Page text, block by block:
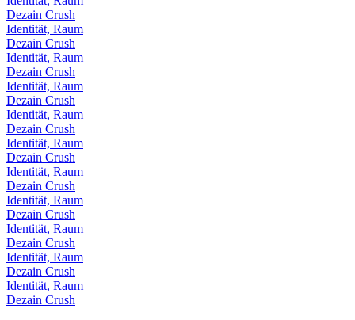
Dezain Crush
Identität, Raum
Dezain Crush
Identität, Raum
Dezain Crush
Identität, Raum
Dezain Crush
Identität, Raum
Dezain Crush
Identität, Raum
Dezain Crush
Identität, Raum
Dezain Crush
Identität, Raum
Dezain Crush
Identität, Raum
Dezain Crush
Identität, Raum
Dezain Crush
Identität, Raum
Dezain Crush